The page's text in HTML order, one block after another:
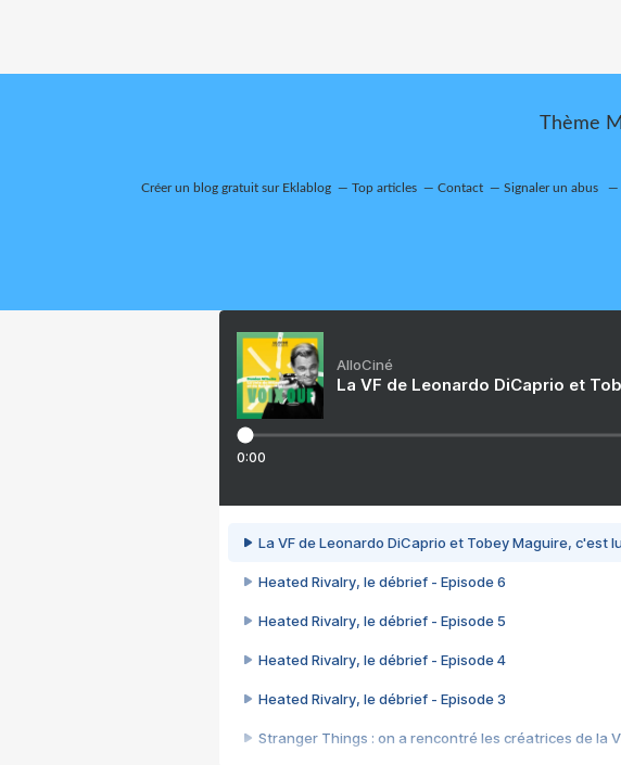
Thème
Créer un blog gratuit sur Eklablog Top articles Contact Signaler un abus
AlloCiné
La VF de Leonardo DiCaprio et
0:00
La VF de Leonardo DiCaprio et Tobey Maguire, c'est
Heated Rivalry, le débrief - Episode 6
Heated Rivalry, le débrief - Episode 5
Heated Rivalry, le débrief - Episode 4
Heated Rivalry, le débrief - Episode 3
Stranger Things : on a rencontré les créatrices de la